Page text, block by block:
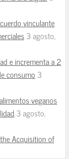
vinculante
3 agosto,
e incrementa a 2
consumo 3
veganos
3 agosto,
Acquisition of